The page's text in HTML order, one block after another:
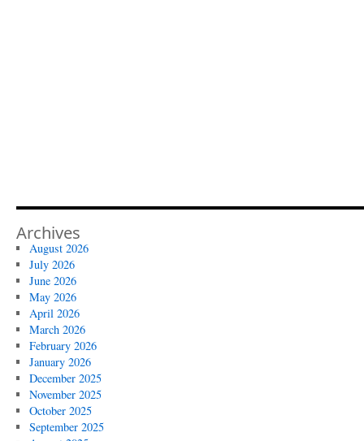
Archives
August 2026
July 2026
June 2026
May 2026
April 2026
March 2026
February 2026
January 2026
December 2025
November 2025
October 2025
September 2025